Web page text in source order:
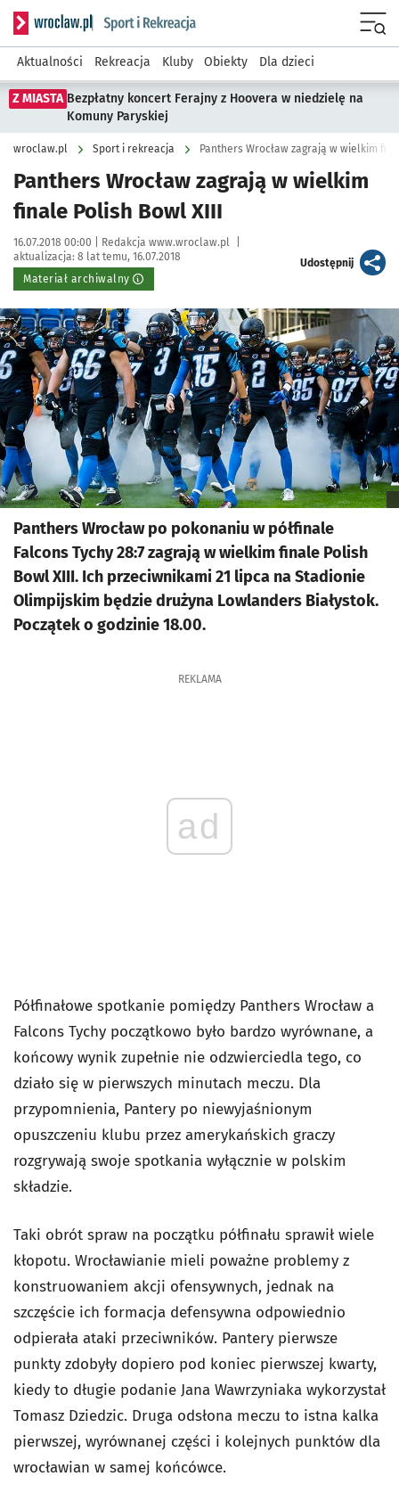
Serwis informacyjny wroclaw.pl podserwis: Sport i rekreacja
Aktualności Rekreacja Kluby Obiekty Dla dzieci
Z MIASTA Bezpłatny koncert Ferajny z Hoovera w niedzielę na
Komuny Paryskiej
wroclaw.pl Sport i rekreacja Panthers Wrocław zagrają w wielkim
Panthers Wrocław zagrają w wielkim
finale Polish Bowl XIII
Data publikacji:
16.07.2018 00:00 | Autor:
Redakcja www.wroclaw.pl
aktualizacja: 8 lat temu, 16.07.2018
Materiał archiwalny
Udostępnijartykuł
Kliknij, aby powiększyć
Panthers Wrocław po pokonaniu w półfinale
Falcons Tychy 28:7 zagrają w wielkim finale Polish
Bowl XIII. Ich przeciwnikami 21 lipca na Stadionie
Olimpijskim będzie drużyna Lowlanders Białystok.
Początek o godzinie 18.00.
REKLAMA
ad
Półfinałowe spotkanie pomiędzy Panthers Wrocław a
Falcons Tychy początkowo było bardzo wyrównane, a
końcowy wynik zupełnie nie odzwierciedla tego, co
działo się w pierwszych minutach meczu. Dla
przypomnienia, Pantery po niewyjaśnionym
opuszczeniu klubu przez amerykańskich graczy
rozgrywają swoje spotkania wyłącznie w polskim
składzie.
Taki obrót spraw na początku półfinału sprawił wiele
kłopotu. Wrocławianie mieli poważne problemy z
konstruowaniem akcji ofensywnych, jednak na
szczęście ich formacja defensywna odpowiednio
odpierała ataki przeciwników. Pantery pierwsze
punkty zdobyły dopiero pod koniec pierwszej kwarty,
kiedy to długie podanie Jana Wawrzyniaka wykorzystał
Tomasz Dziedzic. Druga odsłona meczu to istna kalka
pierwszej, wyrównanej części i kolejnych punktów dla
wrocławian w samej końcówce.